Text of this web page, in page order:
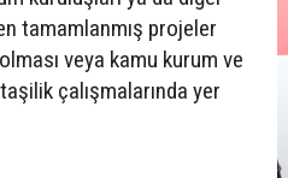
tamamlanmış projeler
veya kamu kurum ve
çalışmalarında yer